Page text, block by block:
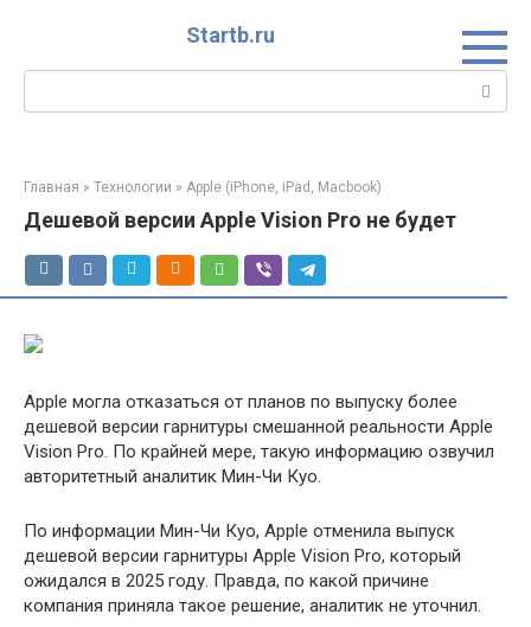
Startb.ru
Главная » Технологии » Apple (iPhone, iPad, Macbook)
Дешевой версии Apple Vision Pro не будет
Apple могла отказаться от планов по выпуску более
дешевой версии гарнитуры смешанной реальности Apple
Vision Pro. По крайней мере, такую информацию озвучил
авторитетный аналитик Мин-Чи Куо.
По информации Мин-Чи Куо, Apple отменила выпуск
дешевой версии гарнитуры Apple Vision Pro, который
ожидался в 2025 году. Правда, по какой причине
компания приняла такое решение, аналитик не уточнил.